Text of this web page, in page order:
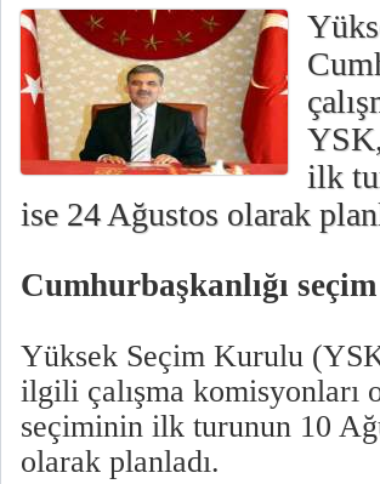
ilk
ise 24 Ağustos olarak
Cumhurbaşkanlığı
Yüksek Seçim Kurulu
ilgili çalışma komisyonları
seçiminin ilk turunun 10
olarak planladı.